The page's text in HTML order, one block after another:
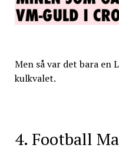
Men så var det bara en
kulkvalet.
4. Football